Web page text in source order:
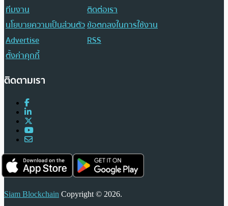
ทีมงาน
ติดต่อเรา
นโยบายความเป็นส่วนตัวข้อตกลงในการใช้งาน
Advertise
RSS
ตั้งค่าคุกกี้
ติดตามเรา
Siam Blockchain Copyright © 2026.